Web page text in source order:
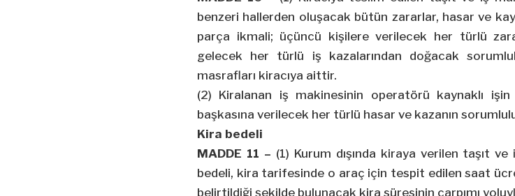
benzeri hallerden oluşacak bütün zararlar, hasar ve
parça ikmali; üçüncü kişilere verilecek her türlü
gelecek her türlü iş kazalarından doğacak
masrafları kiracıya aittir.
(2) Kiralanan iş makinesinin operatörü kaynaklı işin
başkasına verilecek her türlü hasar ve kazanın
Kira bedeli
MADDE 11 – (1) Kurum dışında kiraya verilen taşıt
bedeli, kira tarifesinde o araç için tespit edilen saat
belirtildiği şekilde bulunacak kira süresinin çarpımı